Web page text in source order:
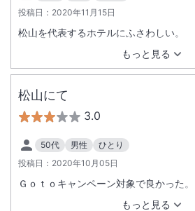
投稿日： 2020年11月15日
もっと見る
松山を代表するホテルにふさわしい。
松山にて
3.0
50代 男性
ひとり
投稿日： 2020年10月05日
もっと見る
Ｇｏｔｏキャンペーン対象で良かった。